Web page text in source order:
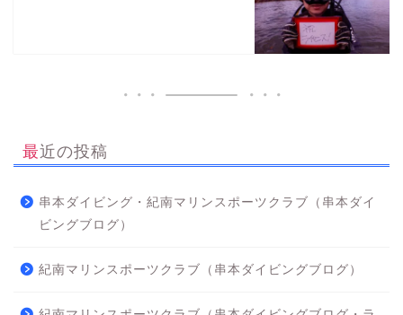
最近の投稿
串本ダイビング・紀南マリンスポーツクラブ（串本ダイ
ビングブログ）
紀南マリンスポーツクラブ（串本ダイビングブログ）